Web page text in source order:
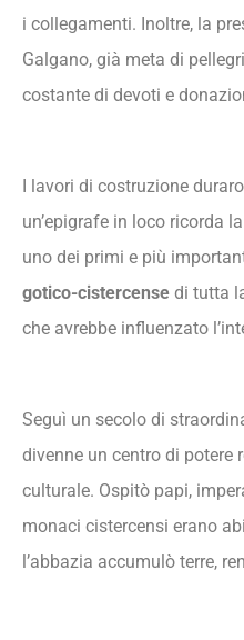
i collegamenti. Inoltre, la
Galgano, già meta di
costante di devoti e
I lavori di costruzione
un’epigrafe in loco ricorda
uno dei primi e più
gotico-cistercense di tutta
che avrebbe influenzato
Seguì un secolo di
divenne un centro di potere
culturale. Ospitò papi,
monaci cistercensi erano
l’abbazia accumulò terre,